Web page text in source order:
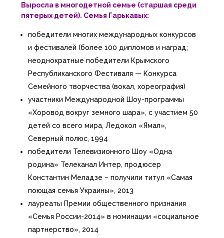
Выросла в многодетной семье (старшая среди
пятерых детей). Семья Гарькавых:
победители многих международных конкурсов
и фестивалей (более 100 дипломов и наград;
неоднократные победители Крымского
Республиканского Фестиваля — Конкурса
Семейного творчества (вокал, хореография)
участники Международной Шоу-программы
«Хоровод вокруг земного шара», с участием 50
детей со всего мира, Ледокол «Ямал»,
Северный полюс, 1994
победители Телевизионного Шоу «Одна
родина» Телеканал Интер, продюсер
Константин Меладзе – получили титул «Самая
поющая семья Украины», 2013
лауреаты Премии общественного признания
«Семья России-2014» в номинации «социальное
партнерство», 2014